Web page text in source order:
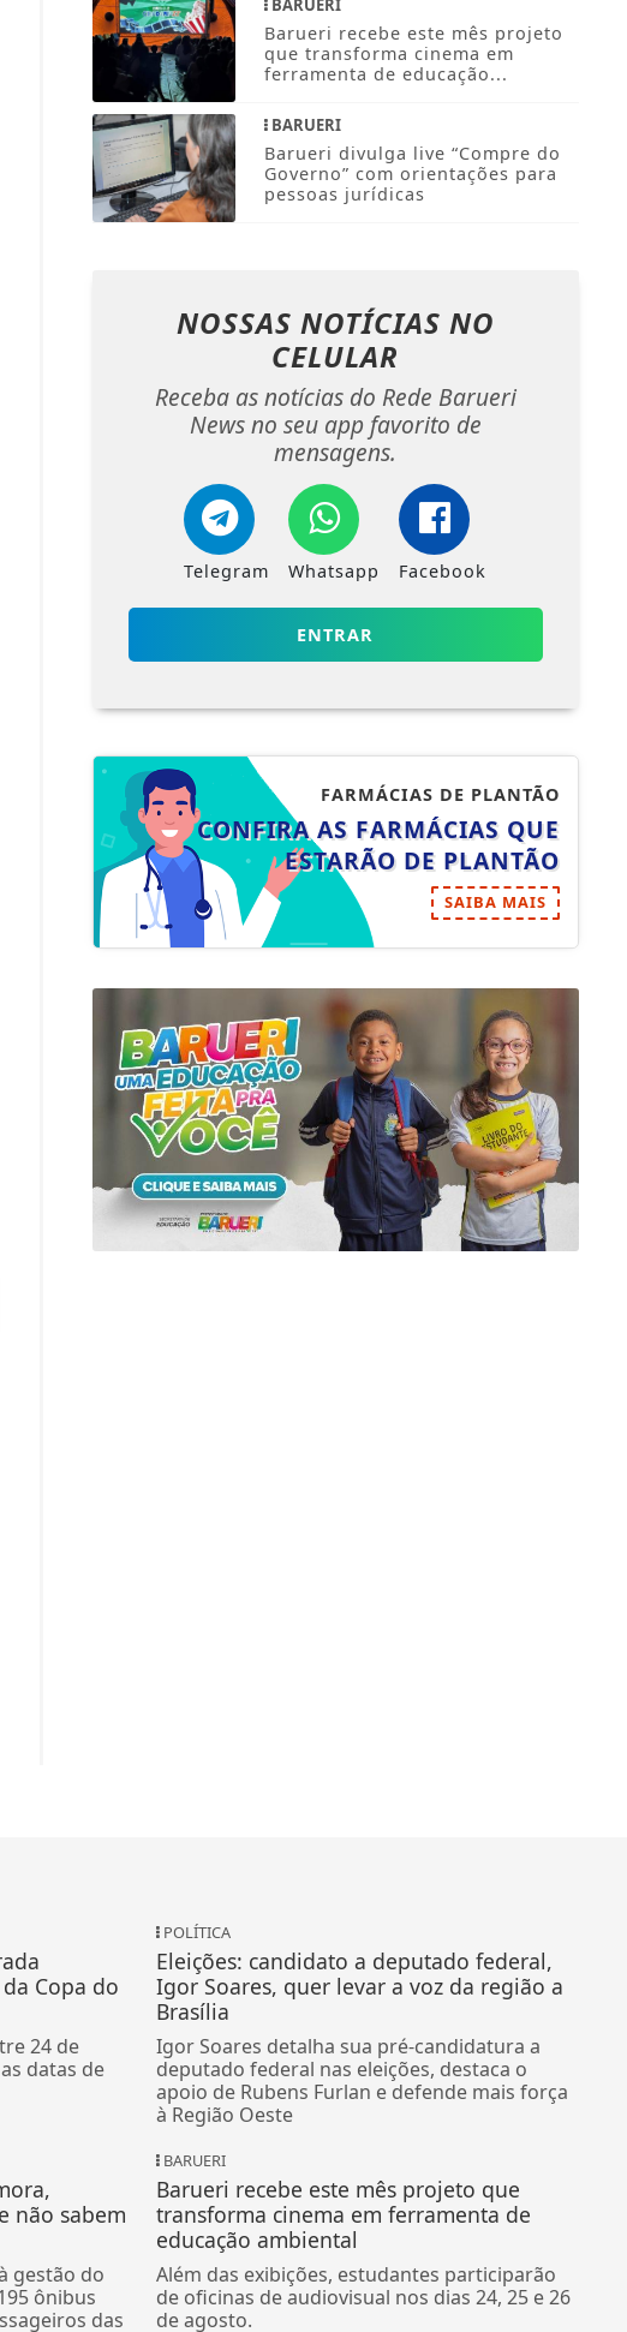
BARUERI
Barueri recebe este mês projeto
que transforma cinema em
ferramenta de educação...
BARUERI
Barueri divulga live “Compre do
Governo” com orientações para
pessoas jurídicas
NOSSAS NOTÍCIAS NO
CELULAR
Receba as notícias do Rede Barueri
News no seu app favorito de
mensagens.
Telegram Whatsapp Facebook
ENTRAR
FARMÁCIAS DE PLANTÃO
CONFIRA AS FARMÁCIAS QUE
ESTARÃO DE PLANTÃO
SAIBA MAIS
Copa do
24 de
datas de
POLÍTICA
Eleições: candidato a deputado federal,
Igor Soares, quer levar a voz da região a
Brasília
Igor Soares detalha sua pré-candidatura a
deputado federal nas eleições, destaca o
apoio de Rubens Furlan e defende mais força
à Região Oeste
não sabem
gestão do
ônibus
das
BARUERI
Barueri recebe este mês projeto que
transforma cinema em ferramenta de
educação ambiental
Além das exibições, estudantes participarão
de oficinas de audiovisual nos dias 24, 25 e 26
de agosto.